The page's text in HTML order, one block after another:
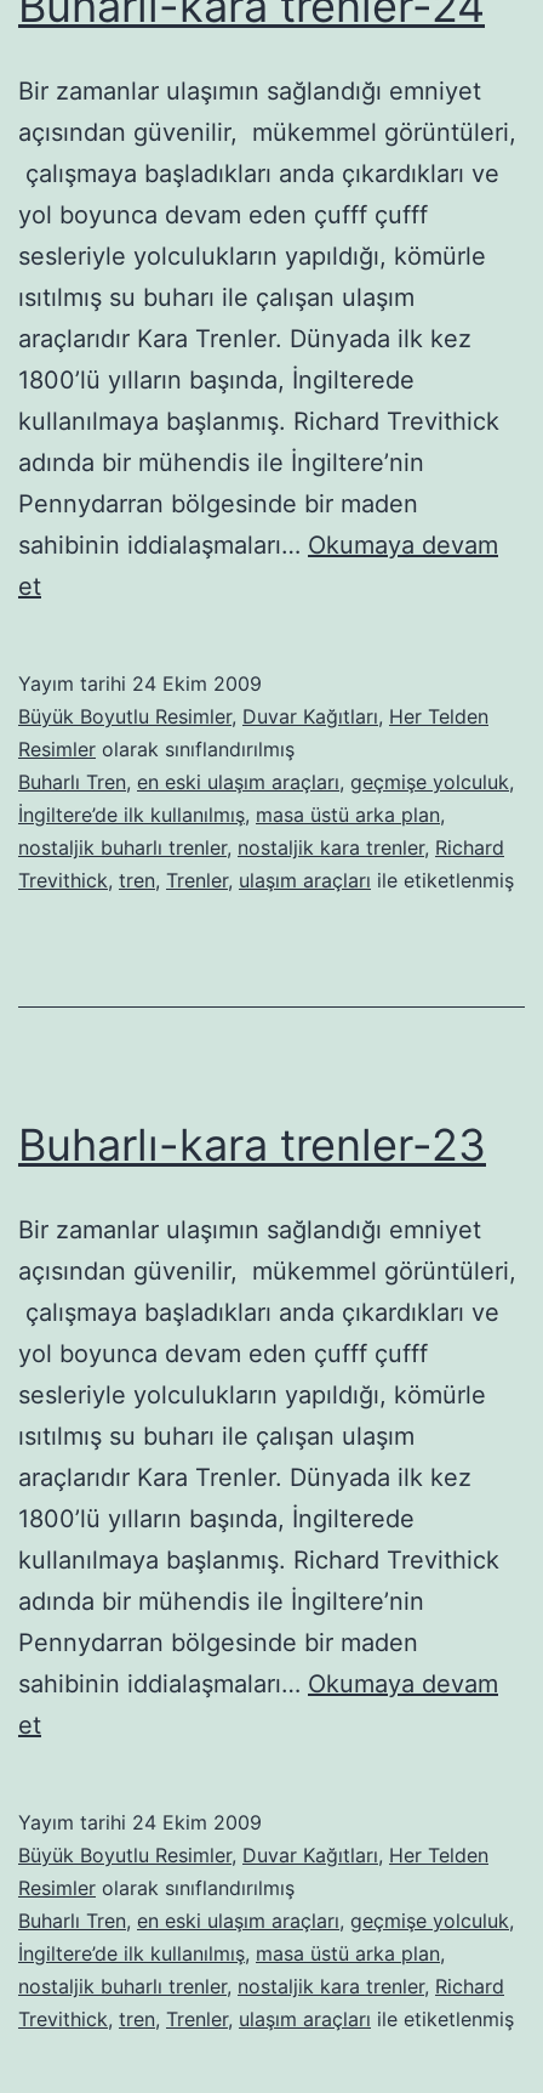
Bir zamanlar ulaşımın sağlandığı emniyet
açısından güvenilir, mükemmel görüntüleri,
çalışmaya başladıkları anda çıkardıkları ve
yol boyunca devam eden çufff çufff
sesleriyle yolculukların yapıldığı, kömürle
ısıtılmış su buharı ile çalışan ulaşım
araçlarıdır Kara Trenler. Dünyada ilk kez
1800’lü yılların başında, İngilterede
kullanılmaya başlanmış. Richard Trevithick
adında bir mühendis ile İngiltere’nin
Pennydarran bölgesinde bir maden
sahibinin iddialaşmaları… Okumaya devam
etBuharlı-
24
Yayım tarihi 24 Ekim 2009
Büyük Boyutlu Resimler, Duvar Kağıtları, Her Telden
Resimler olarak sınıflandırılmış
Buharlı Tren, en eski ulaşım araçları, geçmişe yolculuk,
İngiltere’de ilk kullanılmış, masa üstü arka plan,
nostaljik buharlı trenler, nostaljik kara trenler, Richard
Trevithick, tren, Trenler, ulaşım araçları ile etiketlenmiş
Buharlı-kara trenler-23
Bir zamanlar ulaşımın sağlandığı emniyet
açısından güvenilir, mükemmel görüntüleri,
çalışmaya başladıkları anda çıkardıkları ve
yol boyunca devam eden çufff çufff
sesleriyle yolculukların yapıldığı, kömürle
ısıtılmış su buharı ile çalışan ulaşım
araçlarıdır Kara Trenler. Dünyada ilk kez
1800’lü yılların başında, İngilterede
kullanılmaya başlanmış. Richard Trevithick
adında bir mühendis ile İngiltere’nin
Pennydarran bölgesinde bir maden
sahibinin iddialaşmaları… Okumaya devam
etBuharlı-
23
Yayım tarihi 24 Ekim 2009
Büyük Boyutlu Resimler, Duvar Kağıtları, Her Telden
Resimler olarak sınıflandırılmış
Buharlı Tren, en eski ulaşım araçları, geçmişe yolculuk,
İngiltere’de ilk kullanılmış, masa üstü arka plan,
nostaljik buharlı trenler, nostaljik kara trenler, Richard
Trevithick, tren, Trenler, ulaşım araçları ile etiketlenmiş